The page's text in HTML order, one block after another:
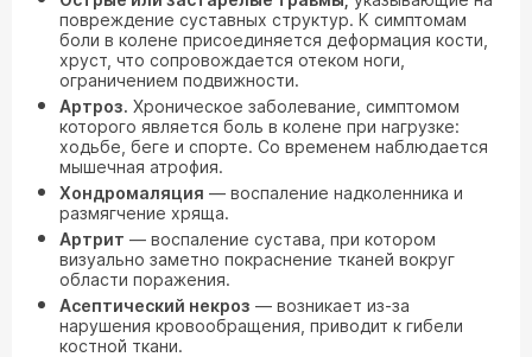
повреждение суставных структур. К симптомам
боли в колене присоединяется деформация кости,
хруст, что сопровождается отеком ноги,
ограничением подвижности.
Артроз. Хроническое заболевание, симптомом
которого является боль в колене при нагрузке:
ходьбе, беге и спорте. Со временем наблюдается
мышечная атрофия.
Хондромаляция — воспаление надколенника и
размягчение хряща.
Артрит — воспаление сустава, при котором
визуально заметно покраснение тканей вокруг
области поражения.
Асептический некроз — возникает из-за
нарушения кровообращения, приводит к гибели
костной ткани.